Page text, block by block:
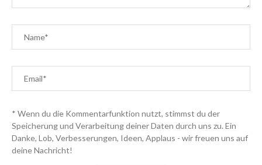
* Wenn du die Kommentarfunktion nutzt, stimmst du der
Speicherung und Verarbeitung deiner Daten durch uns zu. Ein
Danke, Lob, Verbesserungen, Ideen, Applaus - wir freuen uns auf
deine Nachricht!